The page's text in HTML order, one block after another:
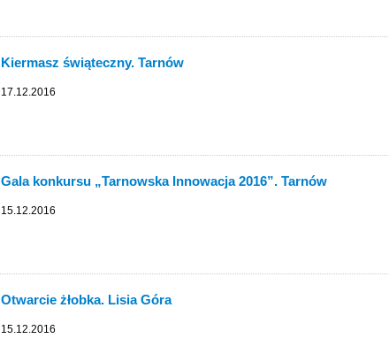
Kiermasz świąteczny. Tarnów
17.12.2016
Gala konkursu „Tarnowska Innowacja 2016”. Tarnów
15.12.2016
Otwarcie żłobka. Lisia Góra
15.12.2016